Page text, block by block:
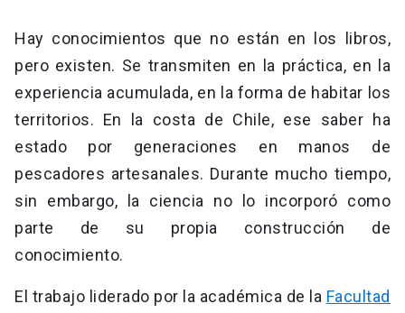
Hay conocimientos que no están en los libros,
pero existen. Se transmiten en la práctica, en la
experiencia acumulada, en la forma de habitar los
territorios. En la costa de Chile, ese saber ha
estado por generaciones en manos de
pescadores artesanales. Durante mucho tiempo,
sin embargo, la ciencia no lo incorporó como
parte de su propia construcción de
conocimiento.
El trabajo liderado por la académica de la Facultad